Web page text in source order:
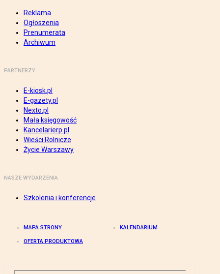
Reklama
Ogłoszenia
Prenumerata
Archiwum
PARTNERZY
E-kiosk.pl
E-gazety.pl
Nexto.pl
Mała księgowość
Kancelarierp.pl
Wieści Rolnicze
Życie Warszawy
NASZE WYDARZENIA
Szkolenia i konferencje
MAPA STRONY KALENDARIUM
OFERTA PRODUKTOWA